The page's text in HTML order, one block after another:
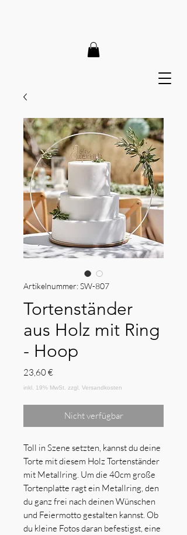
Artikelnummer: SW-807
Tortenständer
aus Holz mit Ring
- Hoop
23,60 €Preis
Nicht verfügbar
Toll in Szene setzten, kannst du deine
Torte mit diesem Holz Tortenständer
mit Metallring. Um die 40cm große
Tortenplatte ragt ein Metallring, den
du ganz frei nach deinen Wünschen
und Feiermotto gestalten kannst. Ob
du kleine Fotos daran befestigst, eine